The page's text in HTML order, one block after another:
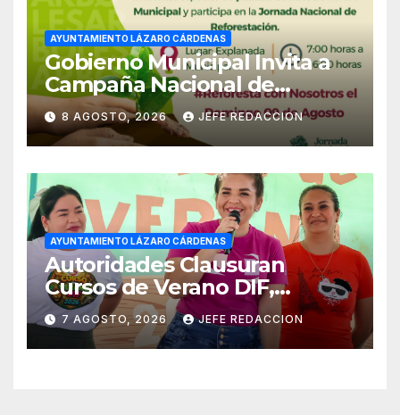
AYUNTAMIENTO LÁZARO CÁRDENAS
Gobierno Municipal Invita a
Campaña Nacional de
Reforestación
8 AGOSTO, 2026 JEFE REDACCION
AYUNTAMIENTO LÁZARO CÁRDENAS
Autoridades Clausuran
Cursos de Verano DIF,
Seguridad Pública y Casa de
Cultura 2026
7 AGOSTO, 2026 JEFE REDACCION